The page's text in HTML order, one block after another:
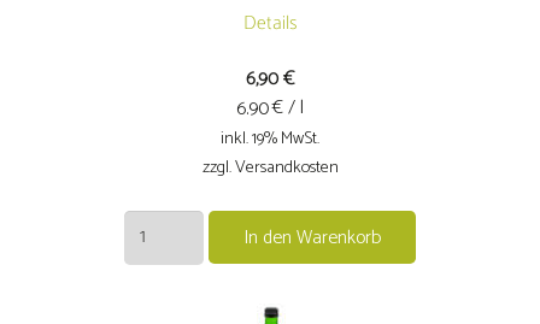
Details
6,90€
6.90€ / l
inkl. 19% MwSt.
zzgl. Versandkosten
2024er
Silvaner
In den Warenkorb